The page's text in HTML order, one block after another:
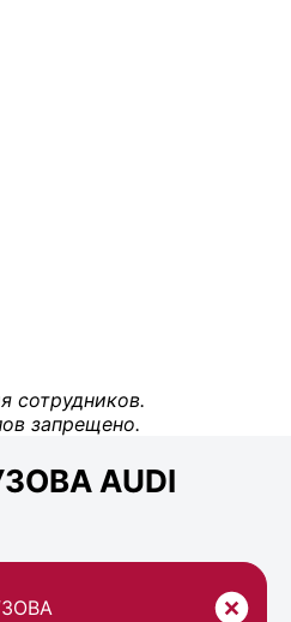
сотрудников.
запрещено.
AUDI